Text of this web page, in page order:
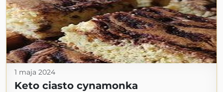
1 maja 2024
Keto ciasto cynamonka